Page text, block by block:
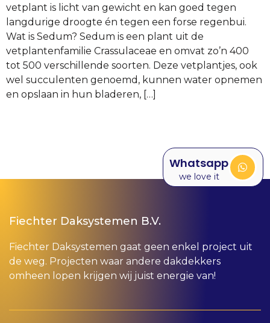
vetplant is licht van gewicht en kan goed tegen
langdurige droogte én tegen een forse regenbui.
Wat is Sedum? Sedum is een plant uit de
vetplantenfamilie Crassulaceae en omvat zo’n 400
tot 500 verschillende soorten. Deze vetplantjes, ook
wel succulenten genoemd, kunnen water opnemen
en opslaan in hun bladeren, […]
Whatsapp
we love it
Fiechter Daksystemen B.V.
Fiechter Daksystemen gaat geen enkel project uit
de weg. Projecten waar andere dakdekkers
omheen lopen krijgen wij juist energie van!